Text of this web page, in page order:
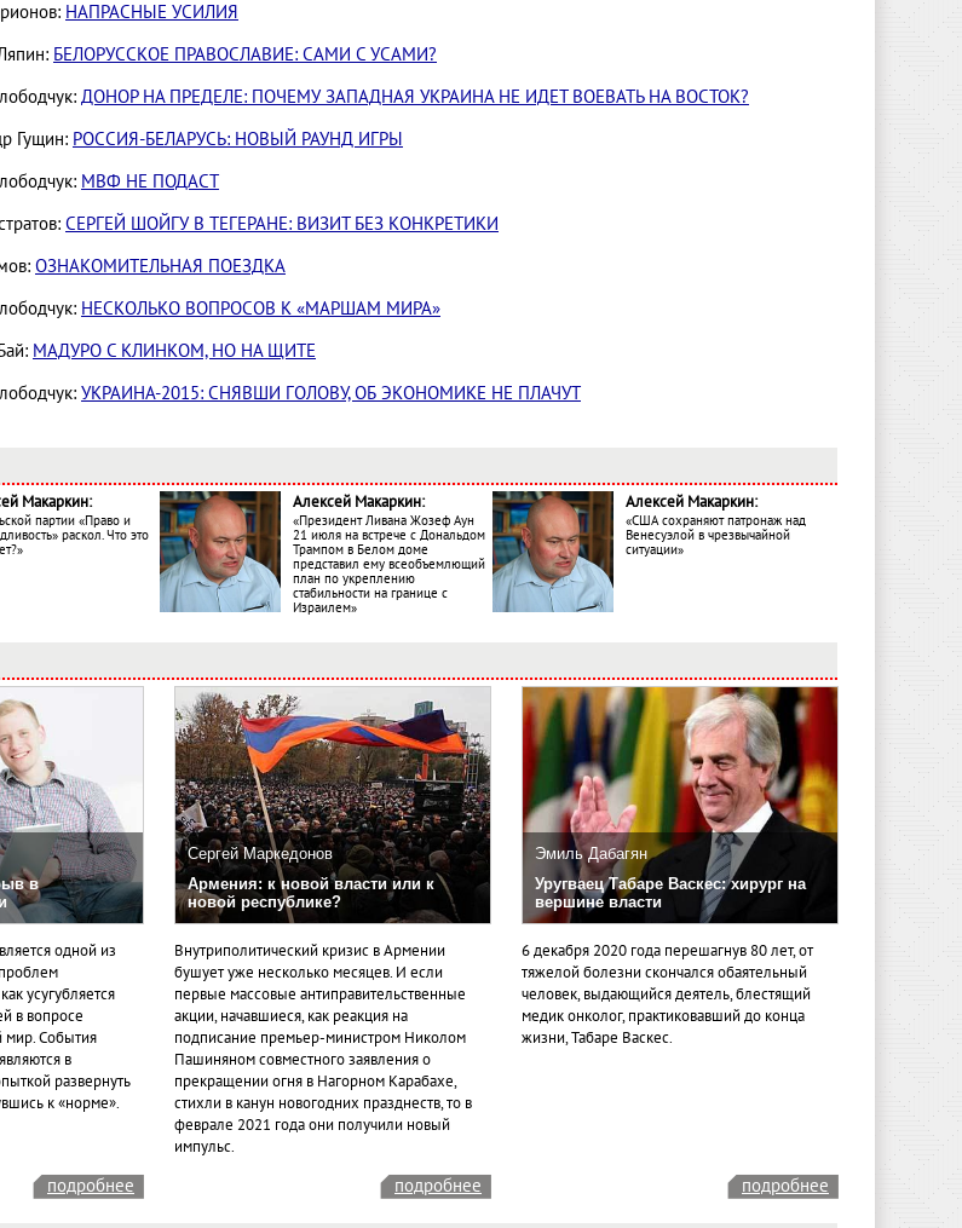
НАПРАСНЫЕ УСИЛИЯ
БЕЛОРУССКОЕ ПРАВОСЛАВИЕ: САМИ С УСАМИ?
ДОНОР НА ПРЕДЕЛЕ: ПОЧЕМУ ЗАПАДНАЯ УКРАИНА НЕ ИДЕТ ВОЕВАТЬ НА ВОСТОК?
Гущин: РОССИЯ-БЕЛАРУСЬ: НОВЫЙ РАУНД ИГРЫ
МВФ НЕ ПОДАСТ
СЕРГЕЙ ШОЙГУ В ТЕГЕРАНЕ: ВИЗИТ БЕЗ КОНКРЕТИКИ
ОЗНАКОМИТЕЛЬНАЯ ПОЕЗДКА
НЕСКОЛЬКО ВОПРОСОВ К «МАРШАМ МИРА»
МАДУРО С КЛИНКОМ, НО НА ЩИТЕ
УКРАИНА-2015: СНЯВШИ ГОЛОВУ, ОБ ЭКОНОМИКЕ НЕ ПЛАЧУТ
Макаркин:
партии «Право и
раскол. Что это
Алексей Макаркин:
«Президент Ливана Жозеф Аун
21 июля на встрече с Дональдом
Трампом в Белом доме
представил ему всеобъемлющий
план по укреплению
стабильности на границе с
Израилем»
Алексей Макаркин:
«США сохраняют патронаж над
Венесуэлой в чрезвычайной
ситуации»
в
одной из
усугубляется
в вопросе
мир. События
в
развернуть
к «норме».
Сергей Маркедонов
Армения: к новой власти или к
новой республике?
Внутриполитический кризис в Армении
бушует уже несколько месяцев. И если
первые массовые антиправительственные
акции, начавшиеся, как реакция на
подписание премьер-министром Николом
Пашиняном совместного заявления о
прекращении огня в Нагорном Карабахе,
стихли в канун новогодних празднеств, то в
феврале 2021 года они получили новый
импульс.
Эмиль Дабагян
Уругваец Табаре Васкес: хирург на
вершине власти
6 декабря 2020 года перешагнув 80 лет, от
тяжелой болезни скончался обаятельный
человек, выдающийся деятель, блестящий
медик онколог, практиковавший до конца
жизни, Табаре Васкес.
подробнее подробнее подробнее